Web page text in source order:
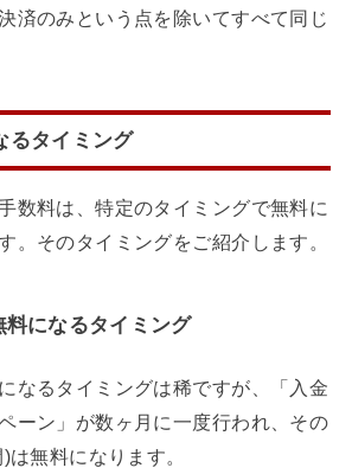
済のみという点を除いてすべて同じ
るタイミング
数料は、特定のタイミングで無料に
。そのタイミングをご紹介します。
料になるタイミング
なるタイミングは稀ですが、「入金
ーン」が数ヶ月に一度行われ、その
無料になります。